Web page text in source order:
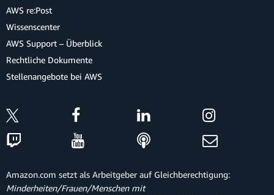
AWS re:Post
Wissenscenter
AWS Support – Überblick
Rechtliche Dokumente
Stellenangebote bei AWS
Amazon.com setzt als Arbeitgeber auf Gleichberechtigung:
Minderheiten/Frauen/Menschen mit